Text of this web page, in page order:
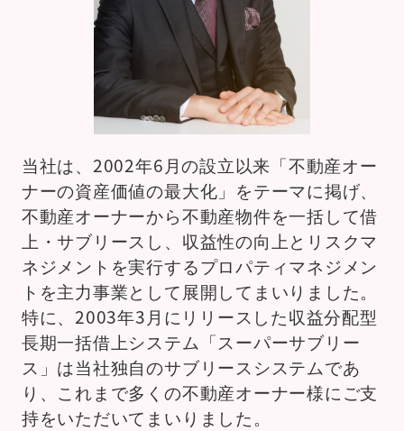
当社は、2002年6月の設立以来「不動産オー
ナーの資産価値の最大化」をテーマに掲げ、
不動産オーナーから不動産物件を一括して借
上・サブリースし、収益性の向上とリスクマ
ネジメントを実行するプロパティマネジメン
トを主力事業として展開してまいりました。
特に、2003年3月にリリースした収益分配型
長期一括借上システム「スーパーサブリー
ス」は当社独自のサブリースシステムであ
り、これまで多くの不動産オーナー様にご支
持をいただいてまいりました。